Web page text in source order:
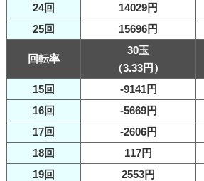
24回
14029円
25回
15696円
回転率
30玉
（3.33円）
15回
-9141円
16回
-5669円
17回
-2606円
18回
117円
19回
2553円